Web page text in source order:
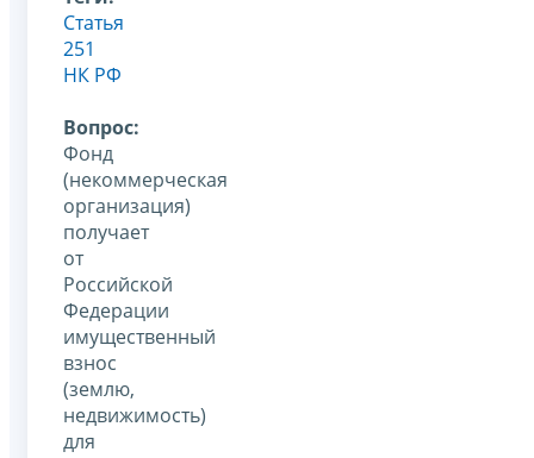
Статья
251
НК РФ
Вопрос:
Фонд
(некоммерческая
организация)
получает
от
Российской
Федерации
имущественный
взнос
(землю,
недвижимость)
для